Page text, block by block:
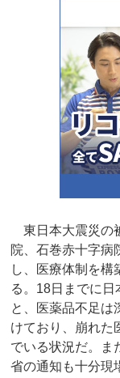
東日本大震災の
院、石巻赤十字病
し、医療体制を構
る。18日までに
と、医薬品不足は
けており、崩れた
でいる状況だ。ま
省の通知も十分現